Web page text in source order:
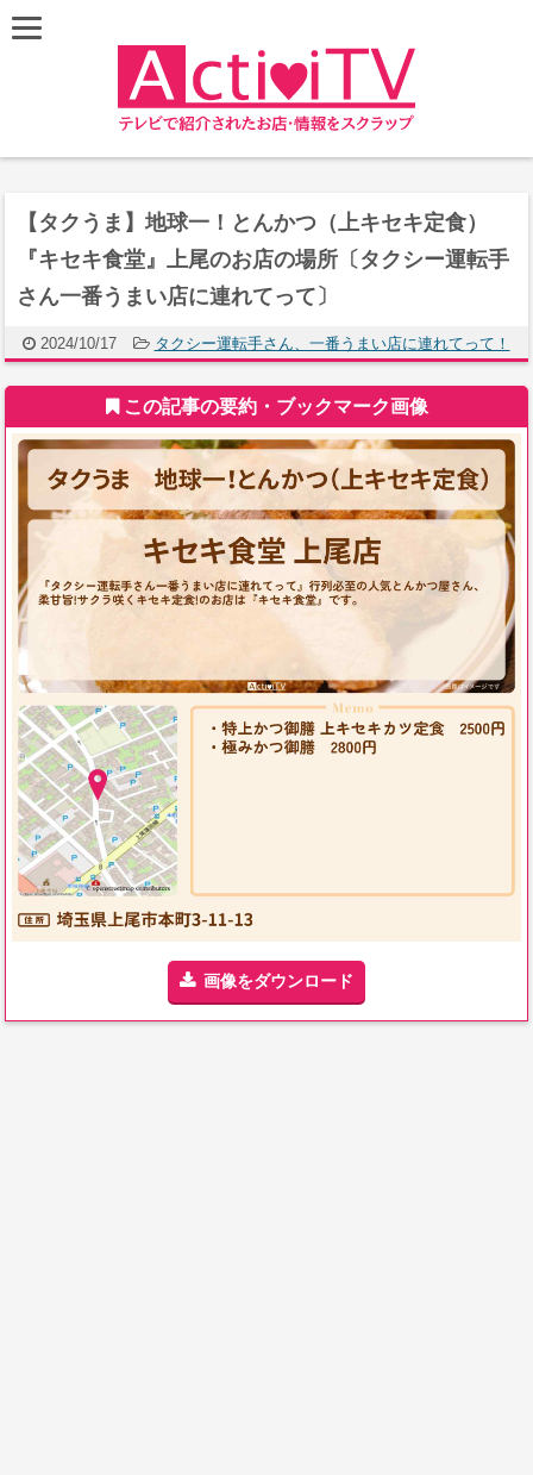
【タクうま】地球一！とんかつ（上キセキ定食）
『キセキ食堂』上尾のお店の場所〔タクシー運転手
さん一番うまい店に連れてって〕
2024/10/17 タクシー運転手さん、一番うまい店に連れてって！
この記事の要約・ブックマーク画像
画像をダウンロード